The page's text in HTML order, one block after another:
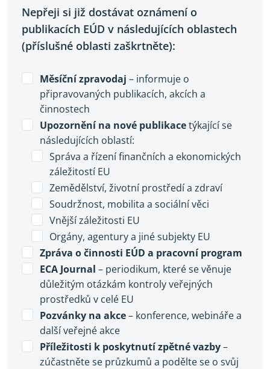
Nepřeji si již dostávat oznámení o
publikacích EÚD v následujících oblastech
(příslušné oblasti zaškrtněte):
Měsíční zpravodaj – informuje o
připravovaných publikacích, akcích a
činnostech
Upozornění na nové publikacetýkající se
následujících oblastí:
Správa a řízení finančních a ekonomických
záležitostí EU
Zemědělství, životní prostředí a zdraví
Soudržnost, mobilita a sociální věci
Vnější záležitosti EU
Orgány, agentury a jiné subjekty EU
Zpráva o činnosti EÚD a pracovní program
ECA Journal – periodikum, které se věnuje
důležitým otázkám kontroly veřejných
prostředků v celé EU
Pozvánky na akce– konference, webináře a
další veřejné akce
Příležitosti k poskytnutí zpětné vazby–
zúčastněte se průzkumů a podělte se o svůj